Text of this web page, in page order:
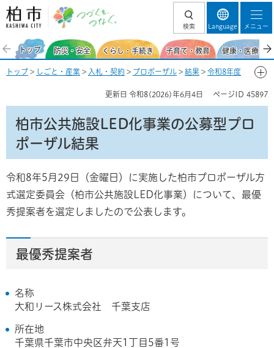
柏市 つづくを、
検索 Language メニュー
トップ 防災・安全 くらし・手続き 子育て・教育 健康・医療・
トップ > しごと・産業 > 入札・契約 > プロポーザル > 結果 > 令和8年度
更新日 令和8(2026)年6月4日 ページID 45897
柏市公共施設LED化事業の公募型プロ
ポーザル結果
令和8年5月29日（金曜日）に実施した柏市プロポーザル方
式選定委員会（柏市公共施設LED化事業）について、最優
秀提案者を選定しましたので公表します。
最優秀提案者
名称
大和リース株式会社 千葉支店
所在地
千葉県千葉市中央区弁天1丁目5番1号